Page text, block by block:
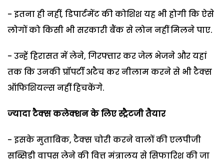
- इतना ही नहीं, डिपार्टमेंट की कोशिश यह भी होगी कि ऐसे
लोगों को किसी भी सरकारी बैंक से लोन नहीं मिलने पाए.
- उन्हें हिरासत में लेने, गिरफ्तार कर जेल भेजने और यहां
तक कि उनकी प्रॉपर्टी अटैच कर नीलाम करने से भी टैक्स
ऑफिशियल्स नहीं हिचकेंगे.
ज्‍यादा टैक्‍स कलेक्‍शन के लिए स्‍ट्रैटजी तैयार
- इसके मुताबिक, टैक्‍स चोरी करने वालों की एलपीजी
सब्सिडी वापस लेने की वित्त मंत्रालय से सिफारिश की जा